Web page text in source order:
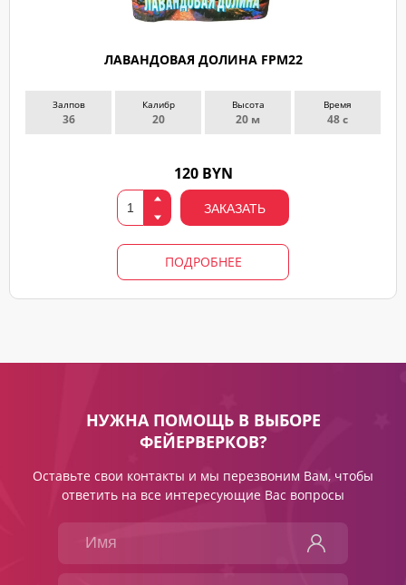
ЛАВАНДОВАЯ ДОЛИНА FPM22
Залпов
36
Калибр
20
Высота
20 м
Время
48 с
120 BYN
ЗАКАЗАТЬ
ПОДРОБНЕЕ
НУЖНА ПОМОЩЬ В ВЫБОРЕ
ФЕЙЕРВЕРКОВ?
Оставьте свои контакты и мы перезвоним Вам, чтобы
ответить на все интересующие Вас вопросы